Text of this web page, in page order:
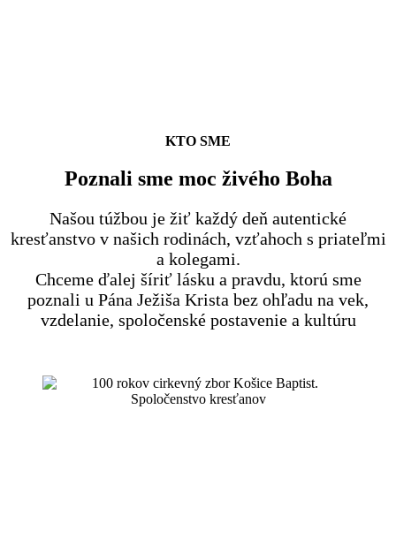
KTO SME
Poznali sme moc živého Boha
Našou túžbou je žiť každý deň autentické
kresťanstvo v našich rodinách, vzťahoch s priateľmi
a kolegami.
Chceme ďalej šíriť lásku a pravdu, ktorú sme
poznali u Pána Ježiša Krista bez ohľadu na vek,
vzdelanie, spoločenské postavenie a kultúru